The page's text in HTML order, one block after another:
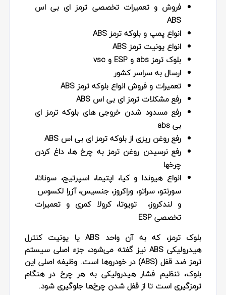
فروش و تعمیرات تخصصی ترمز ای بی اس
ABS
انواع پمپ و بلوکه ترمز ABS
انواع یونیت ترمز ABS
بلوک ترمز abs و ESP و vsc
ارسال به سراسر کشور
تعمیرات و فروش انواع بلوکه ترمز ABS
رفع مشکلات ترمز ای بی اس ABS
رفع مسدود شدن خروجی های بلوکه ترمز ای
بی abs
رفع روغن ریزی از بلوکه ترمز ای بی اس ABS
رفع نرسیدن روغن ترمز به چرخ ها، داغ کردن
چرخها
انواع هیوندا و کیا، اپتیما، اسپرتیج، سوناتا،
سورنتو، سراتو، وراکروز، جنسیس، آزرا لکسوس
و لندکروز، تویوتا، کرولا کمری و تعمیرات
تخصصی ESP
بلوک ترمز، که به آن واحد ABS یا یونیت کنترل
هیدرولیکی ABS نیز گفته می‌شود، جزء اصلی سیستم
ترمز ضد قفل (ABS) در خودروها است. وظیفه اصلی این
بلوک، تنظیم فشار هیدرولیکی به هر چرخ در هنگام
ترمزگیری است تا از قفل شدن چرخ‌ها جلوگیری شود.